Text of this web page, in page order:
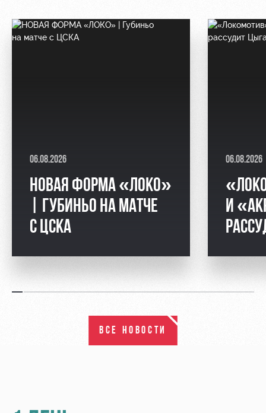
06.08.2026
НОВАЯ ФОРМА «ЛОКО»
| ГУБИНЬО НА МАТЧЕ
С ЦСКА
06.08.2026
И
ВСЕ НОВОСТИ